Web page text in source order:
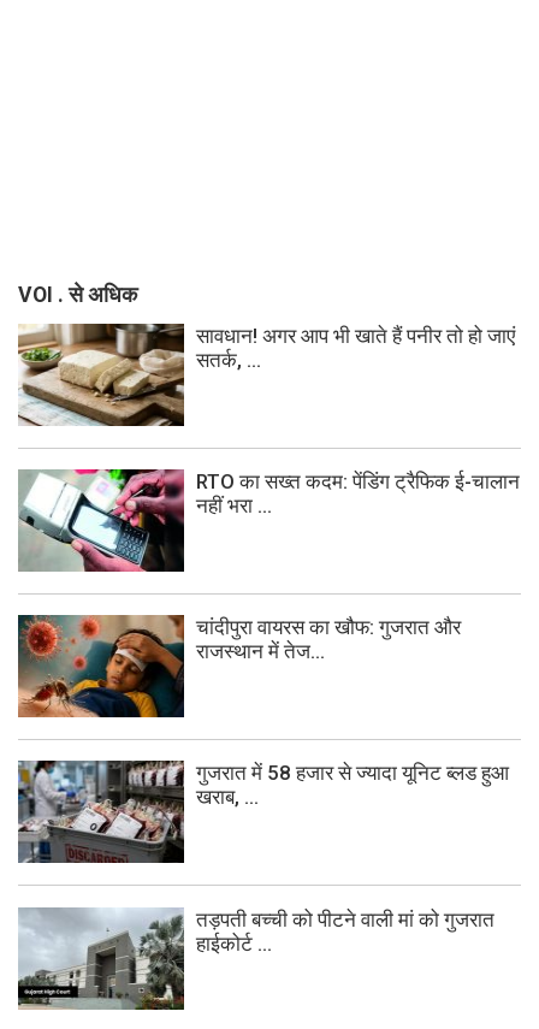
VOI . से अधिक
सावधान! अगर आप भी खाते हैं पनीर तो हो जाएं
सतर्क, ...
RTO का सख्त कदम: पेंडिंग ट्रैफिक ई-चालान
नहीं भरा ...
चांदीपुरा वायरस का खौफ: गुजरात और
राजस्थान में तेज...
गुजरात में 58 हजार से ज्यादा यूनिट ब्लड हुआ
खराब, ...
तड़पती बच्ची को पीटने वाली मां को गुजरात
हाईकोर्ट ...